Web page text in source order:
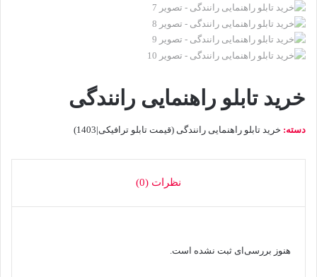
خرید تابلو راهنمایی رانندگی
دسته: خرید تابلو راهنمایی رانندگی (قیمت تابلو ترافیکی|1403)
نظرات (0)
هنوز بررسی‌ای ثبت نشده است.